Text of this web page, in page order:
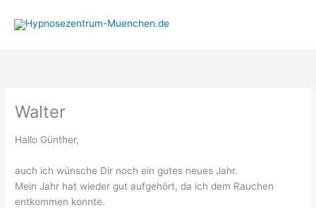
Inhalt
Walter
Hallo Günther,
auch ich wünsche Dir noch ein gutes neues Jahr.
Mein Jahr hat wieder gut aufgehört, da ich dem Rauchen
entkommen konnte.